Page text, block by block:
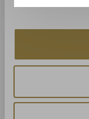
Colefax and Fowler